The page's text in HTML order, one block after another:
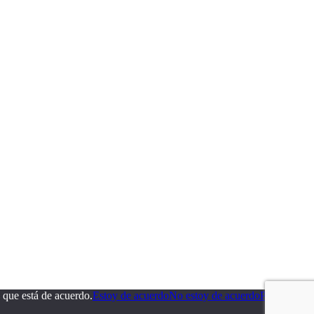
está de acuerdo.Estoy de acuerdoNo estoy de acuerdoPolítica de